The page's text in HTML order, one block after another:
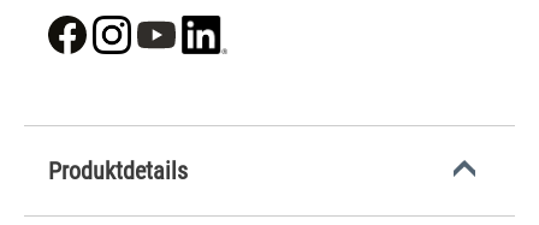
Produktdetails